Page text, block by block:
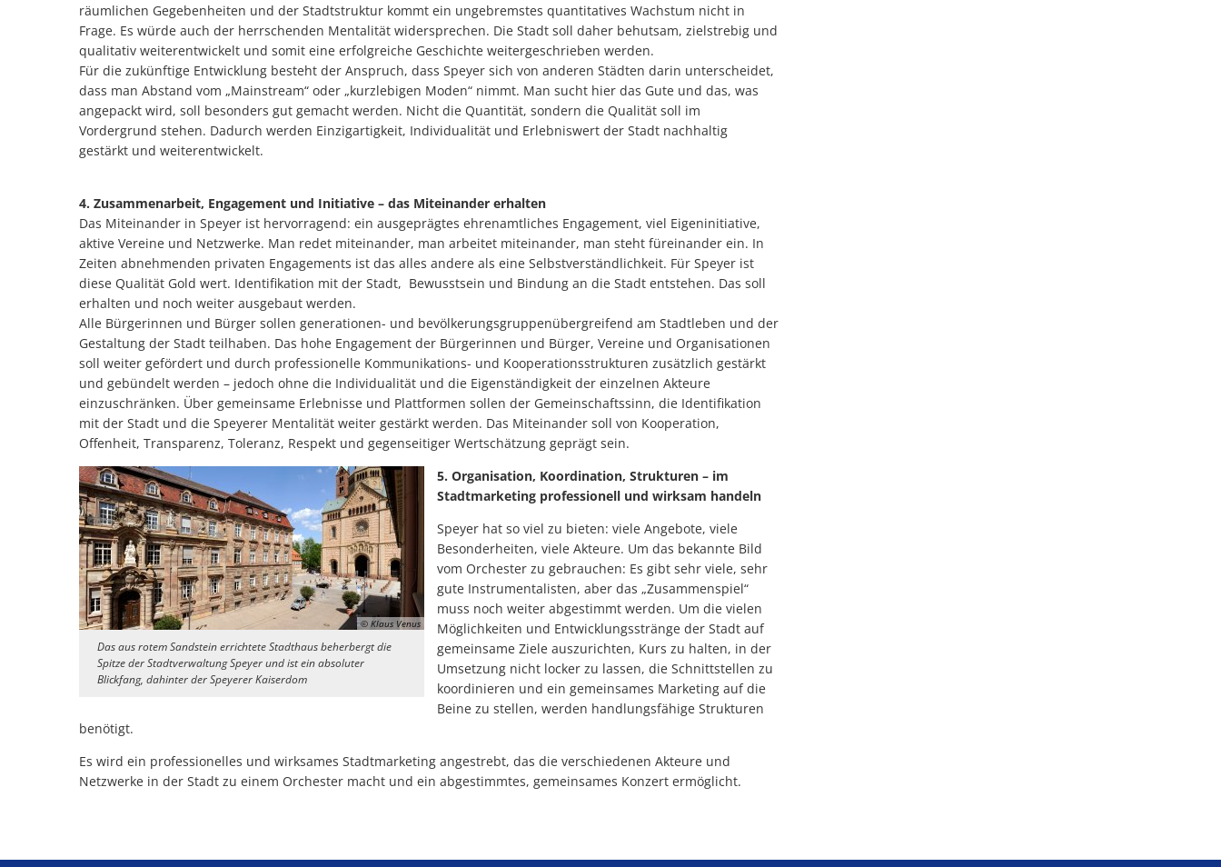
räumlichen Gegebenheiten und der Stadtstruktur kommt ein ungebremstes quantitatives Wachstum nicht in
Frage. Es würde auch der herrschenden Mentalität widersprechen. Die Stadt soll daher behutsam, zielstrebig und
qualitativ weiterentwickelt und somit eine erfolgreiche Geschichte weitergeschrieben werden.
Für die zukünftige Entwicklung besteht der Anspruch, dass Speyer sich von anderen Städten darin unterscheidet,
dass man Abstand vom „Mainstream“ oder „kurzlebigen Moden“ nimmt. Man sucht hier das Gute und das, was
angepackt wird, soll besonders gut gemacht werden. Nicht die Quantität, sondern die Qualität soll im
Vordergrund stehen. Dadurch werden Einzigartigkeit, Individualität und Erlebniswert der Stadt nachhaltig
gestärkt und weiterentwickelt.
4. Zusammenarbeit, Engagement und Initiative – das Miteinander erhalten
Das Miteinander in Speyer ist hervorragend: ein ausgeprägtes ehrenamtliches Engagement, viel Eigeninitiative,
aktive Vereine und Netzwerke. Man redet miteinander, man arbeitet miteinander, man steht füreinander ein. In
Zeiten abnehmenden privaten Engagements ist das alles andere als eine Selbstverständlichkeit. Für Speyer ist
diese Qualität Gold wert. Identifikation mit der Stadt, Bewusstsein und Bindung an die Stadt entstehen. Das soll
erhalten und noch weiter ausgebaut werden.
Alle Bürgerinnen und Bürger sollen generationen- und bevölkerungsgruppenübergreifend am Stadtleben und der
Gestaltung der Stadt teilhaben. Das hohe Engagement der Bürgerinnen und Bürger, Vereine und Organisationen
soll weiter gefördert und durch professionelle Kommunikations- und Kooperationsstrukturen zusätzlich gestärkt
und gebündelt werden – jedoch ohne die Individualität und die Eigenständigkeit der einzelnen Akteure
einzuschränken. Über gemeinsame Erlebnisse und Plattformen sollen der Gemeinschaftssinn, die Identifikation
mit der Stadt und die Speyerer Mentalität weiter gestärkt werden. Das Miteinander soll von Kooperation,
Offenheit, Transparenz, Toleranz, Respekt und gegenseitiger Wertschätzung geprägt sein.
© Klaus Venus
Das aus rotem Sandstein errichtete Stadthaus beherbergt die
Spitze der Stadtverwaltung Speyer und ist ein absoluter
Blickfang, dahinter der Speyerer Kaiserdom
5. Organisation, Koordination, Strukturen – im
Stadtmarketing professionell und wirksam handeln
Speyer hat so viel zu bieten: viele Angebote, viele
Besonderheiten, viele Akteure. Um das bekannte Bild
vom Orchester zu gebrauchen: Es gibt sehr viele, sehr
gute Instrumentalisten, aber das „Zusammenspiel“
muss noch weiter abgestimmt werden. Um die vielen
Möglichkeiten und Entwicklungsstränge der Stadt auf
gemeinsame Ziele auszurichten, Kurs zu halten, in der
Umsetzung nicht locker zu lassen, die Schnittstellen zu
koordinieren und ein gemeinsames Marketing auf die
Beine zu stellen, werden handlungsfähige Strukturen
benötigt.
Es wird ein professionelles und wirksames Stadtmarketing angestrebt, das die verschiedenen Akteure und
Netzwerke in der Stadt zu einem Orchester macht und ein abgestimmtes, gemeinsames Konzert ermöglicht.